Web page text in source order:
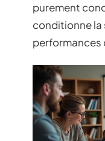
purement
conditionne la
performances